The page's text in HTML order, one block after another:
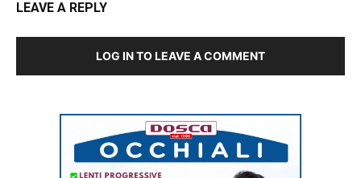
LEAVE A REPLY
LOG IN TO LEAVE A COMMENT